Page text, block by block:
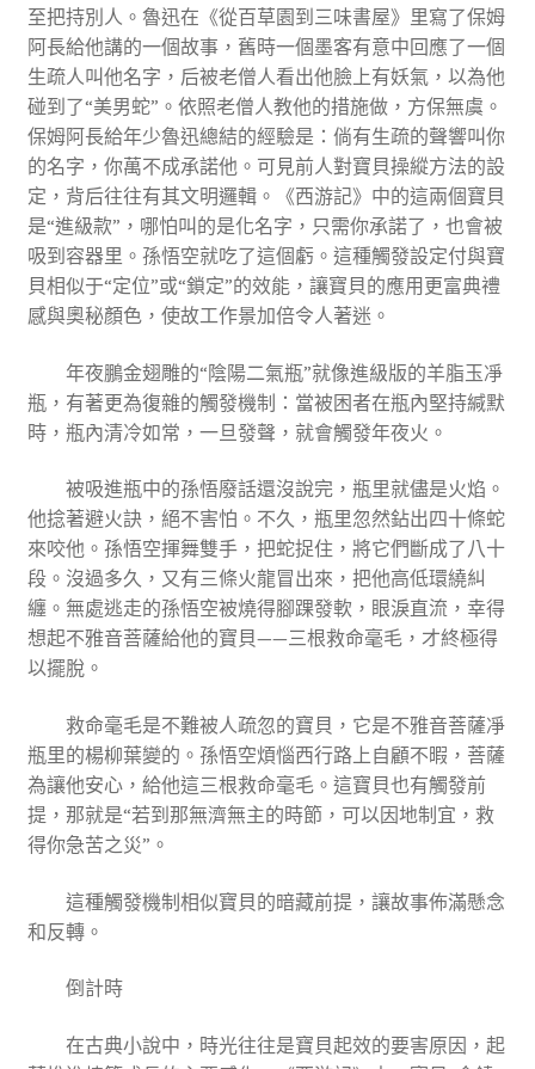
至把持別人。魯迅在《從百草園到三味書屋》里寫了保姆
阿長給他講的一個故事，舊時一個墨客有意中回應了一個
生疏人叫他名字，后被老僧人看出他臉上有妖氣，以為他
碰到了“美男蛇”。依照老僧人教他的措施做，方保無虞。
保姆阿長給年少魯迅總結的經驗是：倘有生疏的聲響叫你
的名字，你萬不成承諾他。可見前人對寶貝操縱方法的設
定，背后往往有其文明邏輯。《西游記》中的這兩個寶貝
是“進級款”，哪怕叫的是化名字，只需你承諾了，也會被
吸到容器里。孫悟空就吃了這個虧。這種觸發設定付與寶
貝相似于“定位”或“鎖定”的效能，讓寶貝的應用更富典禮
感與奧秘顏色，使故工作景加倍令人著迷。
年夜鵬金翅雕的“陰陽二氣瓶”就像進級版的羊脂玉凈
瓶，有著更為復雜的觸發機制：當被困者在瓶內堅持緘默
時，瓶內清冷如常，一旦發聲，就會觸發年夜火。
被吸進瓶中的孫悟廢話還沒說完，瓶里就儘是火焰。
他捻著避火訣，絕不害怕。不久，瓶里忽然鉆出四十條蛇
來咬他。孫悟空揮舞雙手，把蛇捉住，將它們斷成了八十
段。沒過多久，又有三條火龍冒出來，把他高低環繞糾
纏。無處逃走的孫悟空被燒得腳踝發軟，眼淚直流，幸得
想起不雅音菩薩給他的寶貝——三根救命毫毛，才終極得
以擺脫。
救命毫毛是不難被人疏忽的寶貝，它是不雅音菩薩凈
瓶里的楊柳葉變的。孫悟空煩惱西行路上自顧不暇，菩薩
為讓他安心，給他這三根救命毫毛。這寶貝也有觸發前
提，那就是“若到那無濟無主的時節，可以因地制宜，救
得你急苦之災”。
這種觸發機制相似寶貝的暗藏前提，讓故事佈滿懸念
和反轉。
倒計時
在古典小說中，時光往往是寶貝起效的要害原因，起